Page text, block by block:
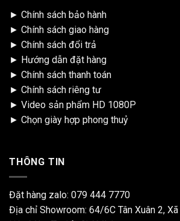
► Chính sách bảo hành
► Chính sách giao hàng
► Chính sách đổi trả
► Hướng dẫn đặt hàng
► Chính sách thanh toán
► Chính sách riêng tư
► Video sản phẩm HD 1080P
► Chọn giày hợp phong thuỷ
THÔNG TIN
Đặt hàng zalo: 079 444 7770
Địa chỉ Showroom: 64/6C Tân Xuân 2, Xã